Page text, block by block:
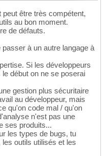
être très compétent,
au bon moment.
de défauts.
à un autre langage à
Si les développeurs
début on ne se poserai
gestion plus sécuritaire
au développeur, mais
qu'on code mal / qu'on
n'est pas une
ses produits...
les types de bugs, tu
outils utilisés et les